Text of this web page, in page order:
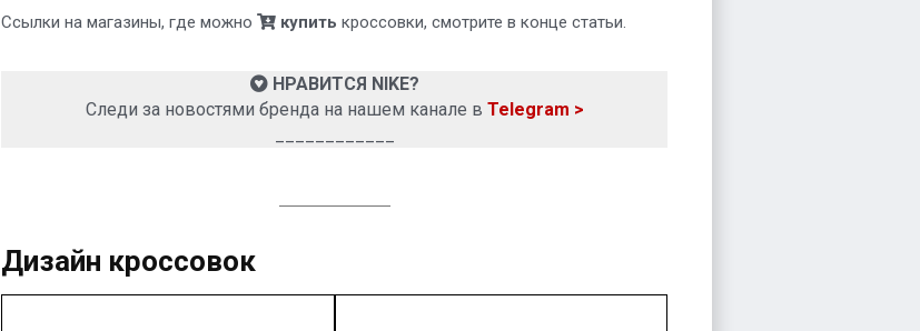
Ссылки на магазины, где можно
купить кроссовки, смотрите в конце статьи.
НРАВИТСЯ NIKE?
Следи за новостями бренда на нашем канале в Telegram >
Дизайн кроссовок